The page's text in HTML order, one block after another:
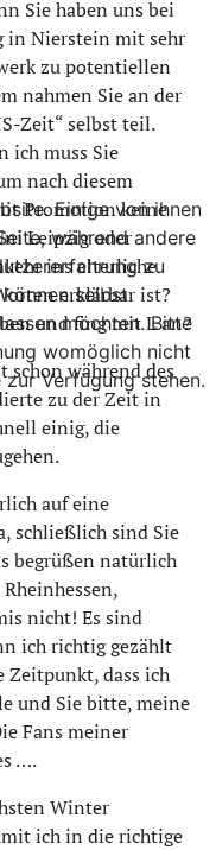
Sie haben uns bei
in Nierstein mit sehr
zu potentiellen
nahmen Sie an der
Zeit“ selbst teil.
ich muss Sie
nach diesem
Promotion keine
Leipzig oder
ins elterliche
erklärbar ist?
und fing mit L an?
schon während des
zu der Zeit in
einig, die
auf eine
schließlich sind Sie
begrüßen natürlich
nicht! Es sind
ich richtig gezählt
Zeitpunkt, dass ich
und Sie bitte, meine
Fans meiner
….
Winter
ich in die richtige
Einige von ihnen
während andere
zu
selbst
möchten. Bitte
womöglich nicht
Verfügung stehen.